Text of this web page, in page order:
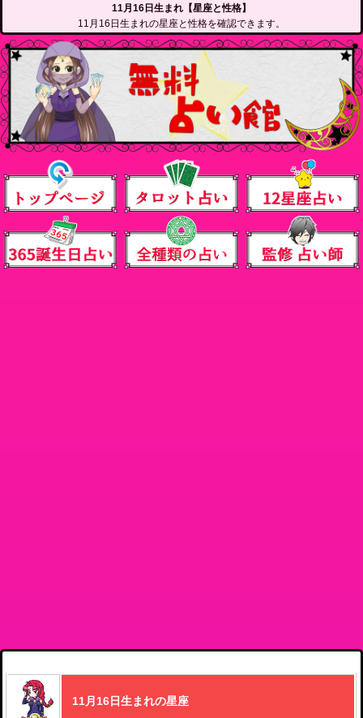
11月16日生まれ【星座と性格】
11月16日生まれの星座と性格を確認できます。
11月16日生まれの星座